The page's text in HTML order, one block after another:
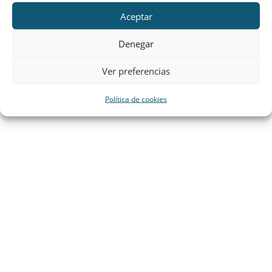
Aceptar
Denegar
Ver preferencias
Política de cookies